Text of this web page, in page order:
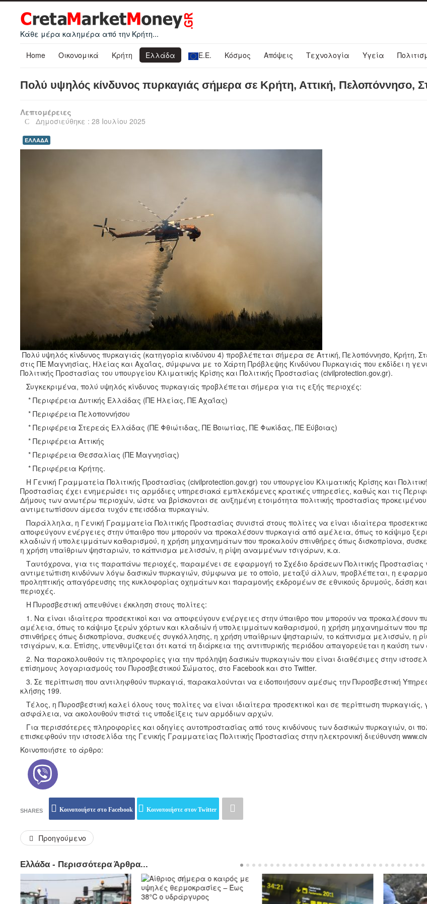
Κάθε μέρα καλημέρα από την Κρήτη...
Home Οικονομικά Κρήτη Ελλάδα Ε.Ε. Κόσμος Απόψεις Τεχνολογία Υγεία
Πολύ υψηλός κίνδυνος πυρκαγιάς σήμερα σε Κρήτη, Αττική, Πελοπόννησο,
Λεπτομέρειες
Δημοσιεύθηκε : 28 Ιουλίου 2025
ΕΛΛΑΔΑ
Πολύ υψηλός κίνδυνος πυρκαγιάς (κατηγορία κινδύνου 4) προβλέπεται σήμερα σε Αττική, Πελοπόννησο, Κρήτη,
στις ΠΕ Μαγνησίας, Ηλείας και Αχαΐας, σύμφωνα με το Χάρτη Πρόβλεψης Κινδύνου Πυρκαγιάς που εκδίδει η
Πολιτικής Προστασίας του υπουργείου Κλιματικής Κρίσης και Πολιτικής Προστασίας (civilprotection.gov.gr).
Συγκεκριμένα, πολύ υψηλός κίνδυνος πυρκαγιάς προβλέπεται σήμερα για τις εξής περιοχές:
* Περιφέρεια Δυτικής Ελλάδας (ΠΕ Ηλείας, ΠΕ Αχαΐας)
* Περιφέρεια Πελοποννήσου
* Περιφέρεια Στερεάς Ελλάδας (ΠΕ Φθιώτιδας, ΠΕ Βοιωτίας, ΠΕ Φωκίδας, ΠΕ Εύβοιας)
* Περιφέρεια Αττικής
* Περιφέρεια Θεσσαλίας (ΠΕ Μαγνησίας)
* Περιφέρεια Κρήτης.
Η Γενική Γραμματεία Πολιτικής Προστασίας (civilprotection.gov.gr) του υπουργείου Κλιματικής Κρίσης και
Προστασίας έχει ενημερώσει τις αρμόδιες υπηρεσιακά εμπλεκόμενες κρατικές υπηρεσίες, καθώς και τις
Δήμους των ανωτέρω περιοχών, ώστε να βρίσκονται σε αυξημένη ετοιμότητα πολιτικής προστασίας
αντιμετωπίσουν άμεσα τυχόν επεισόδια πυρκαγιών.
Παράλληλα, η Γενική Γραμματεία Πολιτικής Προστασίας συνιστά στους πολίτες να είναι ιδιαίτερα
αποφεύγουν ενέργειες στην ύπαιθρο που μπορούν να προκαλέσουν πυρκαγιά από αμέλεια, όπως το κάψιμο
κλαδιών ή υπολειμμάτων καθαρισμού, η χρήση μηχανημάτων που προκαλούν σπινθήρες όπως δισκοπρίονα,
η χρήση υπαίθριων ψησταριών, το κάπνισμα μελισσών, η ρίψη αναμμένων τσιγάρων, κ.α.
Ταυτόχρονα, για τις παραπάνω περιοχές, παραμένει σε εφαρμογή το Σχέδιο δράσεων Πολιτικής Προστασίας
αντιμετώπιση κινδύνων λόγω δασικών πυρκαγιών, σύμφωνα με το οποίο, μεταξύ άλλων, προβλέπεται, η
προληπτικής απαγόρευσης της κυκλοφορίας οχημάτων και παραμονής εκδρομέων σε εθνικούς δρυμούς, δάση
περιοχές.
Η Πυροσβεστική απευθύνει έκκληση στους πολίτες:
1. Να είναι ιδιαίτερα προσεκτικοί και να αποφεύγουν ενέργειες στην ύπαιθρο που μπορούν να προκαλέσουν
αμέλεια, όπως το κάψιμο ξερών χόρτων και κλαδιών ή υπολειμμάτων καθαρισμού, η χρήση μηχανημάτων που
σπινθήρες όπως δισκοπρίονα, συσκευές συγκόλλησης, η χρήση υπαίθριων ψησταριών, το κάπνισμα μελισσών, η
τσιγάρων, κ.α. Επίσης, υπενθυμίζεται ότι κατά τη διάρκεια της αντιπυρικής περιόδου απαγορεύεται η καύση
2. Να παρακολουθούν τις πληροφορίες για την πρόληψη δασικών πυρκαγιών που είναι διαθέσιμες στην
επίσημους λογαριασμούς του Πυροσβεστικού Σώματος, στο Facebook και στο Twitter.
3. Σε περίπτωση που αντιληφθούν πυρκαγιά, παρακαλούνται να ειδοποιήσουν αμέσως την Πυροσβεστική
κλήσης 199.
Τέλος, η Πυροσβεστική καλεί όλους τους πολίτες να είναι ιδιαίτερα προσεκτικοί και σε περίπτωση πυρκαγιάς,
ασφάλεια, να ακολουθούν πιστά τις υποδείξεις των αρμόδιων αρχών.
Για περισσότερες πληροφορίες και οδηγίες αυτοπροστασίας από τους κινδύνους των δασικών πυρκαγιών, οι
επισκεφθούν την ιστοσελίδα της Γενικής Γραμματείας Πολιτικής Προστασίας στην ηλεκτρονική διεύθυνση
Κοινοποιήστε το άρθρο:
SHARES Κοινοποιήστε στο Facebook Κοινοποιήστε στον Twitter
Προηγούμενο
Ελλάδα - Περισσότερα Άρθρα...